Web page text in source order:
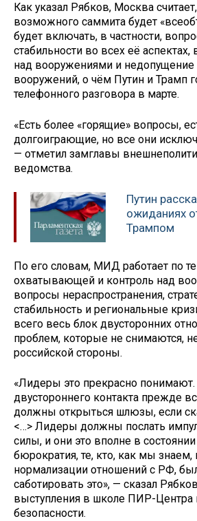
Как указал Рябков, Москва
возможного саммита будет
будет включать, в частности,
стабильности во всех её
над вооружениями и недопущение
вооружений, о чём Путин и Трамп
телефонного разговора в марте.
«Есть более «горящие» вопросы,
долгоиграющие, но все они
— отметил замглавы
ведомства.
Путин
ожиданиях
Трампом
По его словам, МИД работает по
охватывающей и контроль над
вопросы нераспространения,
стабильность и региональные
всего весь блок двусторонних
проблем, которые не снимаются,
российской стороны.
«Лидеры это прекрасно
двустороннего контакта прежде
должны открыться шлюзы, если
<…> Лидеры должны послать
силы, и они это вполне в
бюрократия, те, кто, как мы
нормализации отношений с РФ,
саботировать это», — сказал
выступления в школе ПИР-Центра
безопасности.